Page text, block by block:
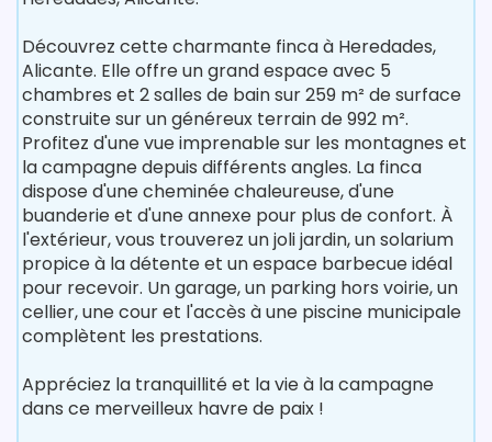
Découvrez cette charmante finca à Heredades,
Alicante. Elle offre un grand espace avec 5
chambres et 2 salles de bain sur 259 m² de surface
construite sur un généreux terrain de 992 m².
Profitez d'une vue imprenable sur les montagnes et
la campagne depuis différents angles. La finca
dispose d'une cheminée chaleureuse, d'une
buanderie et d'une annexe pour plus de confort. À
l'extérieur, vous trouverez un joli jardin, un solarium
propice à la détente et un espace barbecue idéal
pour recevoir. Un garage, un parking hors voirie, un
cellier, une cour et l'accès à une piscine municipale
complètent les prestations.
Appréciez la tranquillité et la vie à la campagne
dans ce merveilleux havre de paix !